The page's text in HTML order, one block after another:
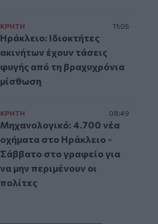
ΚΡΗΤΗ 11:05
Ηράκλειο: Ιδιοκτήτες
ακινήτων έχουν τάσεις
φυγής από τη βραχυχρόνια
μίσθωση
ΚΡΗΤΗ 08:49
Μηχανολογικό: 4.700 νέα
οχήματα στο Ηράκλειο -
Σάββατο στο γραφείο για
να μην περιμένουν οι
πολίτες